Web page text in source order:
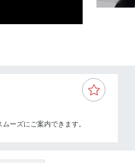
ーズにご案内できます。